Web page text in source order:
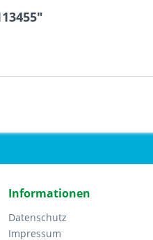
Informationen
Datenschutz
Impressum